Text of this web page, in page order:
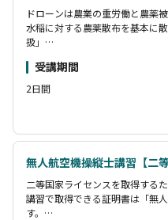
ドローンは農業の重労働と農薬
水稲に対する農薬散布を基本に
扱」
を学びます。
ドリフトリスクを最小限に抑え
受講期間
2日間
無人航空機操縦士講習【二
二等国家ライセンスを取得するた
講習で取得できる証明書は「無
す。